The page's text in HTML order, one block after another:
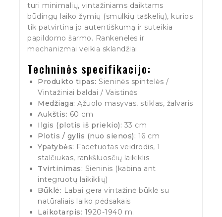
turi minimalių, vintažiniams daiktams
būdingų laiko žymių (smulkių taškelių), kurios
tik patvirtina jo autentiškumą ir suteikia
papildomo šarmo. Rankenėlės ir
mechanizmai veikia sklandžiai.
Techninės specifikacijo:
Produkto tipas: Sieninės spintelės /
Vintažiniai baldai / Vaistinės
Medžiaga: Ąžuolo masyvas, stiklas, žalvaris
Aukštis: 60 cm
Ilgis (plotis iš priekio): 33 cm
Plotis / gylis (nuo sienos): 16 cm
Ypatybės: Facetuotas veidrodis, 1
stalčiukas, rankšluosčių laikiklis
Tvirtinimas: Sieninis (kabina ant
integruotų laikiklių)
Būklė: Labai gera vintažinė būklė su
natūraliais laiko pėdsakais
Laikotarpis: 1920-1940 m.